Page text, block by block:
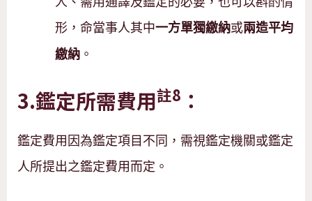
形，命當事人其中一方單獨繳納或兩造平均
繳納。
3.鑑定所需費用註8 ：
鑑定費用因為鑑定項目不同，需視鑑定機關或鑑定
人所提出之鑑定費用而定。